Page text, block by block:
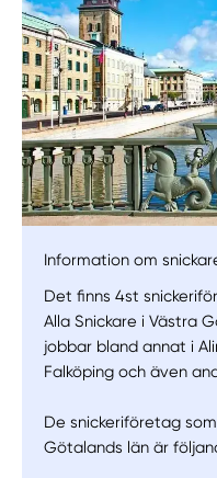
Information om
Det finns 4st
Alla Snickare i Västra
jobbar bland annat i
Falköping och även
De snickeriföretag
Götalands län är